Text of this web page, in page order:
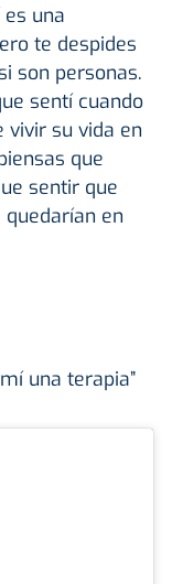
una
te despides
son personas.
sentí cuando
vivir su vida en
que
sentir que
en
una terapia”